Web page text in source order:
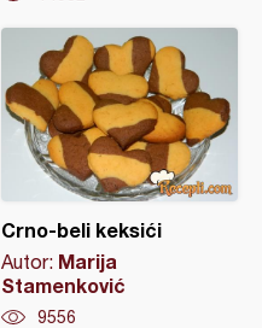
Crno-beli keksići
Autor: Marija
Stamenković
9556